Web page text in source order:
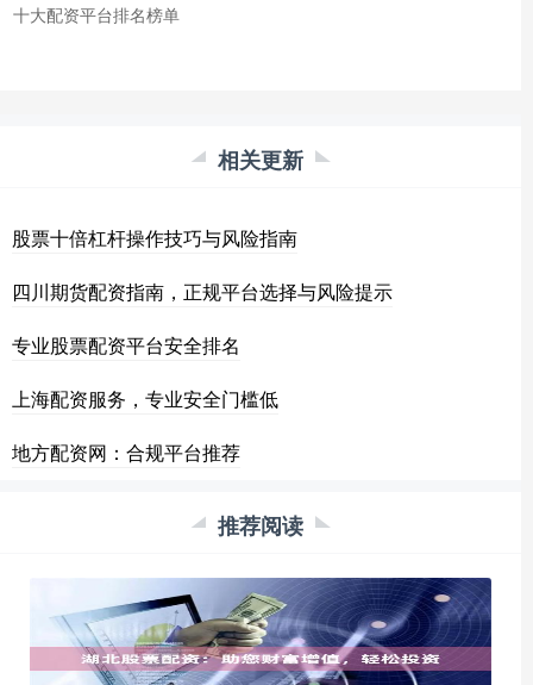
十大配资平台排名榜单
相关更新
股票十倍杠杆操作技巧与风险指南
四川期货配资指南，正规平台选择与风险提示
专业股票配资平台安全排名
上海配资服务，专业安全门槛低
地方配资网：合规平台推荐
推荐阅读